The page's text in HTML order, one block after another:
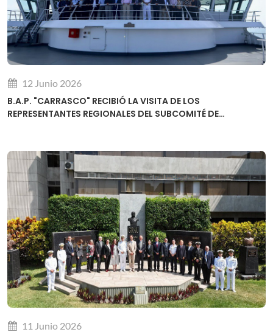
12 Junio 2026
B.A.P. "CARRASCO" RECIBIÓ LA VISITA DE LOS
REPRESENTANTES REGIONALES DEL SUBCOMITÉ DE
11 Junio 2026